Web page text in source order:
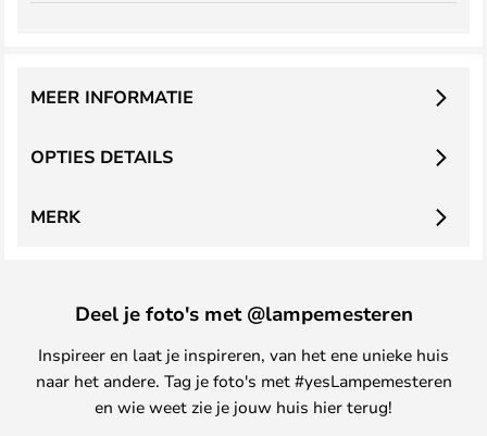
OPTIES DETAILS
MEER INFORMATIE
MERK
Deel je foto's met @lampemesteren
Inspireer en laat je inspireren, van het ene unieke huis
naar het andere. Tag je foto's met #yesLampemesteren
en wie weet zie je jouw huis hier terug!